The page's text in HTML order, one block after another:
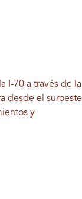
I-70 a través de la
desde el suroeste
y